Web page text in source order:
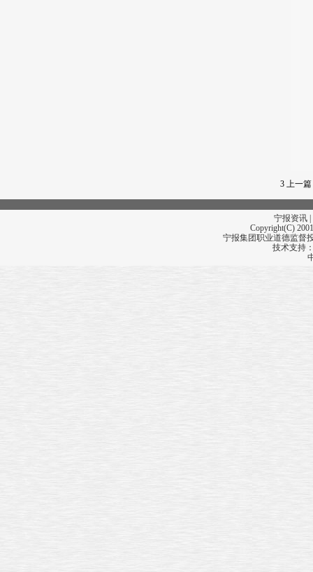
3 上一篇
宁报资讯
Copyright(C)
宁报集团职业道德监督
技术支持